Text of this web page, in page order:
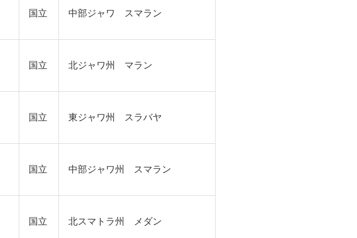
国立 中部ジャワ スマラン
国立 北ジャワ州 マラン
国立 東ジャワ州 スラバヤ
国立 中部ジャワ州 スマラン
国立 北スマトラ州 メダン